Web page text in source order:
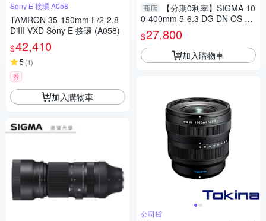
Sony E 接環 A058
TAMRON 35-150mm F/2-2.8
DiIII VXD Sony E 接環 (A058)
$42,410
5 (1)
券
加入購物車
商店
【分期0利率】SIGMA 10
0-400mm 5-6.3 DG DN OS Co
ntemporary for X mount 恆伸
公司貨 飛羽 追星 棒球 必備
$27,800
加入購物車
公司貨